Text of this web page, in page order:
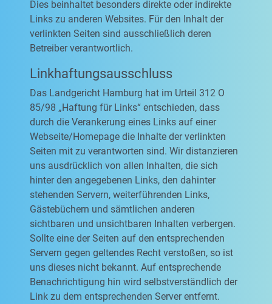
Dies beinhaltet besonders direkte oder indirekte
Links zu anderen Websites. Für den Inhalt der
verlinkten Seiten sind ausschließlich deren
Betreiber verantwortlich.
Linkhaftungsausschluss
Das Landgericht Hamburg hat im Urteil 312 O
85/98 „Haftung für Links“ entschieden, dass
durch die Verankerung eines Links auf einer
Webseite/Homepage die Inhalte der verlinkten
Seiten mit zu verantworten sind. Wir distanzieren
uns ausdrücklich von allen Inhalten, die sich
hinter den angegebenen Links, den dahinter
stehenden Servern, weiterführenden Links,
Gästebüchern und sämtlichen anderen
sichtbaren und unsichtbaren Inhalten verbergen.
Sollte eine der Seiten auf den entsprechenden
Servern gegen geltendes Recht verstoßen, so ist
uns dieses nicht bekannt. Auf entsprechende
Benachrichtigung hin wird selbstverständlich der
Link zu dem entsprechenden Server entfernt.